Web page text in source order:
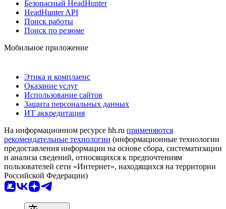
Безопасный HeadHunter
HeadHunter API
Поиск работы
Поиск по резюме
Мобильное приложение
Этика и комплаенс
Оказание услуг
Использование сайтов
Защита персональных данных
ИТ аккредитация
На информационном ресурсе hh.ru применяются
рекомендательные технологии (информационные технологии
предоставления информации на основе сбора, систематизации
и анализа сведений, относящихся к предпочтениям
пользователей сети «Интернет», находящихся на территории
Российской Федерации)